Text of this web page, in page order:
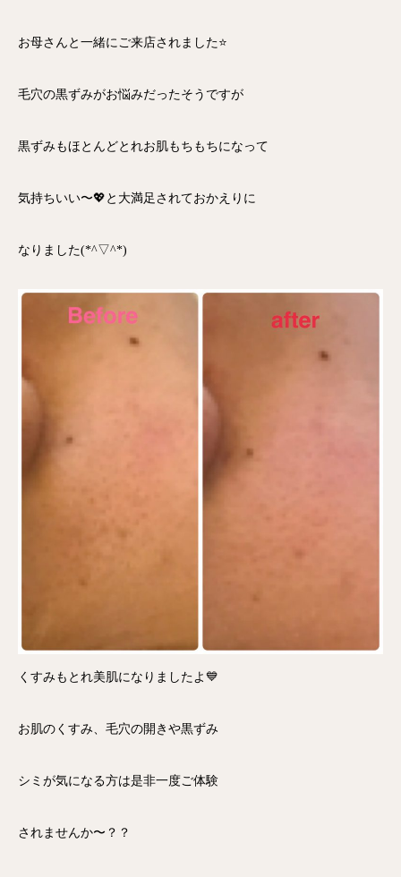
お母さんと一緒にご来店されました⭐️
毛穴の黒ずみがお悩みだったそうですが
黒ずみもほとんどとれお肌もちもちになって
気持ちいい〜💖と大満足されておかえりに
なりました(*^▽^*)
くすみもとれ美肌になりましたよ💙
お肌のくすみ、毛穴の開きや黒ずみ
シミが気になる方は是非一度ご体験
されませんか〜？？